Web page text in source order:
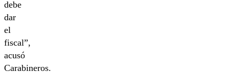
debe
dar
el
fiscal”,
acusó
Carabineros.